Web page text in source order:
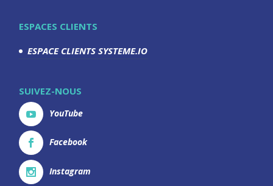
ESPACES CLIENTS
ESPACE CLIENTS SYSTEME.IO
SUIVEZ-NOUS
YouTube
Facebook
Instagram